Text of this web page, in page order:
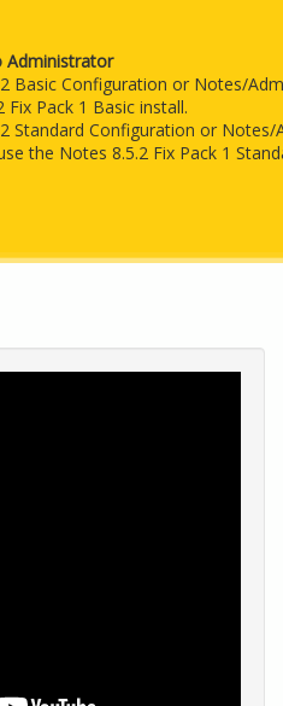
Administrator
Basic Configuration or Notes/
Pack 1 Basic install.
Standard Configuration or Notes/
the Notes 8.5.2 Fix Pack 1